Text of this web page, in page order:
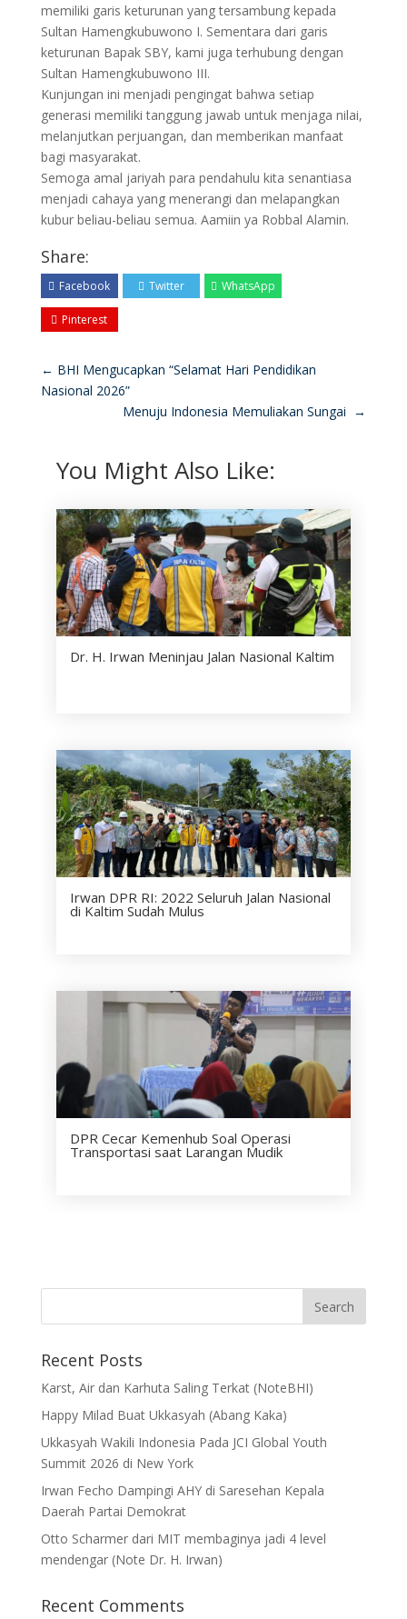
memiliki garis keturunan yang tersambung kepada
Sultan Hamengkubuwono I. Sementara dari garis
keturunan Bapak SBY, kami juga terhubung dengan
Sultan Hamengkubuwono III.
Kunjungan ini menjadi pengingat bahwa setiap
generasi memiliki tanggung jawab untuk menjaga nilai,
melanjutkan perjuangan, dan memberikan manfaat
bagi masyarakat.
Semoga amal jariyah para pendahulu kita senantiasa
menjadi cahaya yang menerangi dan melapangkan
kubur beliau-beliau semua. Aamiin ya Robbal Alamin.
Share:
Facebook Twitter WhatsApp
Pinterest
← BHI Mengucapkan “Selamat Hari Pendidikan
Nasional 2026”
Menuju Indonesia Memuliakan Sungai →
You Might Also Like:
Dr. H. Irwan Meninjau Jalan Nasional Kaltim
Irwan DPR RI: 2022 Seluruh Jalan Nasional
di Kaltim Sudah Mulus
DPR Cecar Kemenhub Soal Operasi
Transportasi saat Larangan Mudik
Recent Posts
Karst, Air dan Karhuta Saling Terkat (NoteBHI)
Happy Milad Buat Ukkasyah (Abang Kaka)
Ukkasyah Wakili Indonesia Pada JCI Global Youth
Summit 2026 di New York
Irwan Fecho Dampingi AHY di Saresehan Kepala
Daerah Partai Demokrat
Otto Scharmer dari MIT membaginya jadi 4 level
mendengar (Note Dr. H. Irwan)
Recent Comments